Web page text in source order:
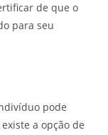
de que o
para seu
pode
a opção de